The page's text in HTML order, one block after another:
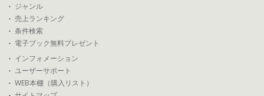
ジャンル
売上ランキング
条件検索
電子ブック無料プレゼント
インフォメーション
ユーザーサポート
WEB本棚（購入リスト）